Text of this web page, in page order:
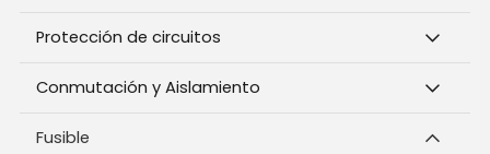
Protección de circuitos
Conmutación y Aislamiento
Fusible